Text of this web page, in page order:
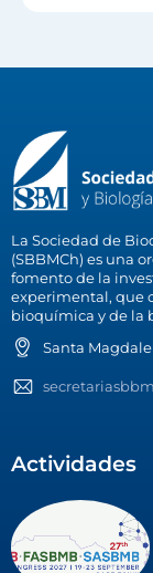
La Sociedad de
(SBBMCh) es una
fomento de la
experimental, que
bioquímica y de la
Santa
Actividades